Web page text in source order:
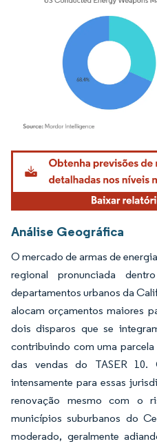
Imagem © Mordor Intelligence. O
Análise Geográfica
O mercado de armas de
regional pronunciada
departamentos urbanos da
alocam orçamentos maiores
dois disparos que se
contribuindo com uma
das vendas do TASER 10.
intensamente para essas
renovação mesmo com o
municípios suburbanos do
moderado, geralmente